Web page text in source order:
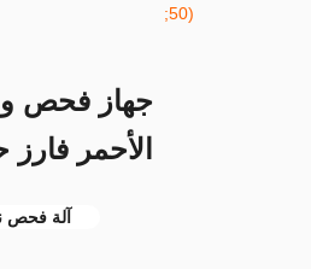
50);
جهاز فحص
الأحمر
آلة فحص